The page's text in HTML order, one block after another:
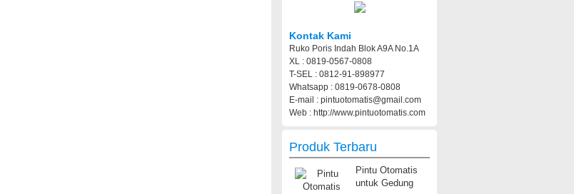
Kontak Kami
Ruko Poris Indah Blok A9A No.1A
XL : 0819-0567-0808
T-SEL : 0812-91-898977
Whatsapp : 0819-0678-0808
E-mail : pintuotomatis@gmail.com
Web : http://www.pintuotomatis.com
Produk Terbaru
Pintu Otomatis
untuk Gedung